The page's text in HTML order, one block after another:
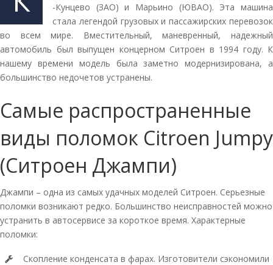
-Кунцево (ЗАО) и Марьино (ЮВАО). Эта машина
стала легендой грузовых и пассажирских перевозок
во всем мире. Вместительный, маневренный, надежный
автомобиль был выпущен концерном Ситроен в 1994 году. К
нашему времени модель была заметно модернизирована, а
большинство недочетов устранены.
Самые распространенные
виды поломок Citroen Jumpy
(Ситроен Джампи)
Джампи – одна из самых удачных моделей Ситроен. Серьезные
поломки возникают редко. Большинство неисправностей можно
устранить в автосервисе за короткое время. Характерные
поломки:
Скопление конденсата в фарах. Изготовители сэкономили